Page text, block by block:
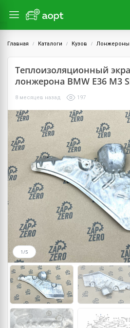
Главная Каталоги Кузов Лонжероны
Теплоизоляционный
лонжерона BMW E36 M3
8 месяцев назад 197
1/5